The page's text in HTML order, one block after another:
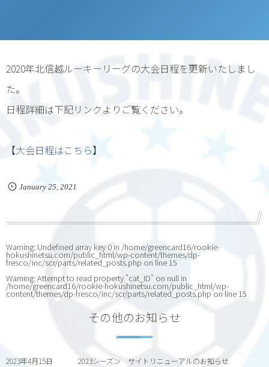
2020年北信越ルーキーリーグの大会日程を更新いたしまし
た。
日程詳細は下記リンクよりご覧ください。
【大会日程はこちら】
January 25 2021
Warning: Undefined array key 0 in /home/greencard16/rookie-
hokushinetsu.com/public_html/wp-content/themes/dp-
fresco/inc/scr/parts/related_posts.php on line 15
Warning: Attempt to read property "cat_ID" on null in
/home/greencard16/rookie-hokushinetsu.com/public_html/wp-
content/themes/dp-fresco/inc/scr/parts/related_posts.phpon line 15
その他のお知らせ
2023年4月15日 2023シーズン サイトリニューアルのお知らせ